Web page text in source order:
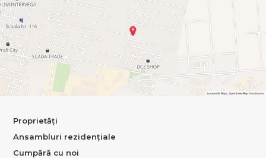
Proprietăți
Ansambluri rezidențiale
Cumpără cu noi